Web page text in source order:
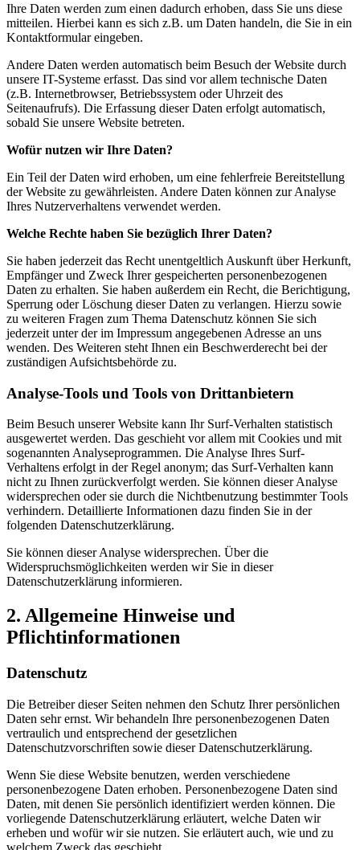
Ihre Daten werden zum einen dadurch erhoben, dass Sie uns diese
mitteilen. Hierbei kann es sich z.B. um Daten handeln, die Sie in ein
Kontaktformular eingeben.
Andere Daten werden automatisch beim Besuch der Website durch
unsere IT-Systeme erfasst. Das sind vor allem technische Daten
(z.B. Internetbrowser, Betriebssystem oder Uhrzeit des
Seitenaufrufs). Die Erfassung dieser Daten erfolgt automatisch,
sobald Sie unsere Website betreten.
Wofür nutzen wir Ihre Daten?
Ein Teil der Daten wird erhoben, um eine fehlerfreie Bereitstellung
der Website zu gewährleisten. Andere Daten können zur Analyse
Ihres Nutzerverhaltens verwendet werden.
Welche Rechte haben Sie bezüglich Ihrer Daten?
Sie haben jederzeit das Recht unentgeltlich Auskunft über Herkunft,
Empfänger und Zweck Ihrer gespeicherten personenbezogenen
Daten zu erhalten. Sie haben außerdem ein Recht, die Berichtigung,
Sperrung oder Löschung dieser Daten zu verlangen. Hierzu sowie
zu weiteren Fragen zum Thema Datenschutz können Sie sich
jederzeit unter der im Impressum angegebenen Adresse an uns
wenden. Des Weiteren steht Ihnen ein Beschwerderecht bei der
zuständigen Aufsichtsbehörde zu.
Analyse-Tools und Tools von Drittanbietern
Beim Besuch unserer Website kann Ihr Surf-Verhalten statistisch
ausgewertet werden. Das geschieht vor allem mit Cookies und mit
sogenannten Analyseprogrammen. Die Analyse Ihres Surf-
Verhaltens erfolgt in der Regel anonym; das Surf-Verhalten kann
nicht zu Ihnen zurückverfolgt werden. Sie können dieser Analyse
widersprechen oder sie durch die Nichtbenutzung bestimmter Tools
verhindern. Detaillierte Informationen dazu finden Sie in der
folgenden Datenschutzerklärung.
Sie können dieser Analyse widersprechen. Über die
Widerspruchsmöglichkeiten werden wir Sie in dieser
Datenschutzerklärung informieren.
2. Allgemeine Hinweise und
Pflichtinformationen
Datenschutz
Die Betreiber dieser Seiten nehmen den Schutz Ihrer persönlichen
Daten sehr ernst. Wir behandeln Ihre personenbezogenen Daten
vertraulich und entsprechend der gesetzlichen
Datenschutzvorschriften sowie dieser Datenschutzerklärung.
Wenn Sie diese Website benutzen, werden verschiedene
personenbezogene Daten erhoben. Personenbezogene Daten sind
Daten, mit denen Sie persönlich identifiziert werden können. Die
vorliegende Datenschutzerklärung erläutert, welche Daten wir
erheben und wofür wir sie nutzen. Sie erläutert auch, wie und zu
welchem Zweck das geschieht.